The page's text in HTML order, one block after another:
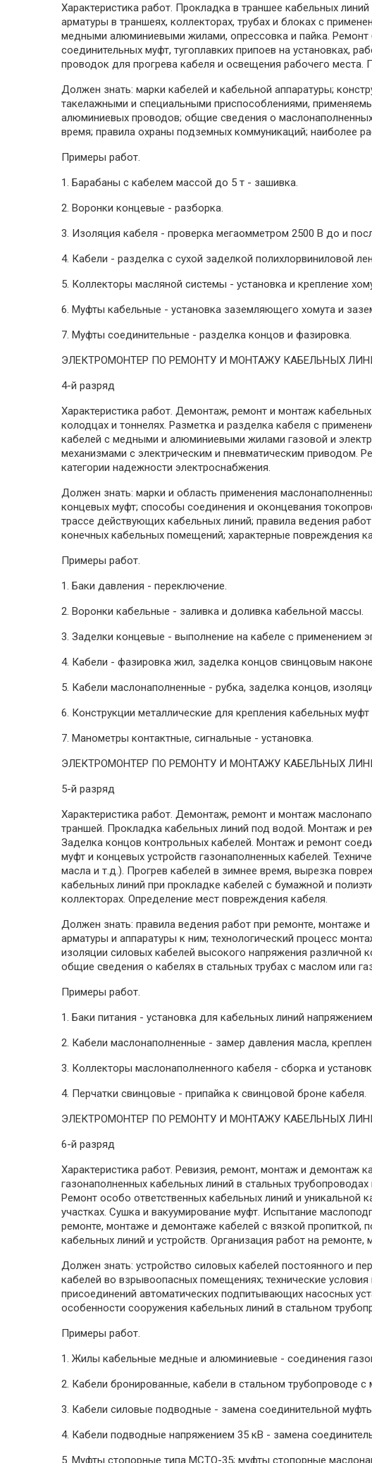
Характеристика работ. Прокладка в траншее кабельных
арматуры в траншеях, коллекторах, трубах и блоках с
медными алюминиевыми жилами, опрессовка и пайка.
соединительных муфт, тугоплавких припоев на установках,
проводок для прогрева кабеля и освещения рабочего места.
Должен знать: марки кабелей и кабельной аппаратуры;
такелажными и специальными приспособлениями,
алюминиевых проводов; общие сведения о маслонаполненных
время; правила охраны подземных коммуникаций; наиболее
Примеры работ.
1. Барабаны с кабелем массой до 5 т - зашивка.
2. Воронки концевые - разборка.
3. Изоляция кабеля - проверка мегаомметром 2500 В до и
4. Кабели - разделка с сухой заделкой полихлорвиниловой
5. Коллекторы масляной системы - установка и крепление
6. Муфты кабельные - установка заземляющего хомута и
7. Муфты соединительные - разделка концов и фазировка.
ЭЛЕКТРОМОНТЕР ПО РЕМОНТУ И МОНТАЖУ КАБЕЛЬНЫХ
4-й разряд
Характеристика работ. Демонтаж, ремонт и монтаж
колодцах и тоннелях. Разметка и разделка кабеля с
кабелей с медными и алюминиевыми жилами газовой и
механизмами с электрическим и пневматическим приводом.
категории надежности электроснабжения.
Должен знать: марки и область применения
концевых муфт; способы соединения и оконцевания
трассе действующих кабельных линий; правила ведения
конечных кабельных помещений; характерные повреждения
Примеры работ.
1. Баки давления - переключение.
2. Воронки кабельные - заливка и доливка кабельной массы.
3. Заделки концевые - выполнение на кабеле с применением
4. Кабели - фазировка жил, заделка концов свинцовым
5. Кабели маслонаполненные - рубка, заделка концов,
6. Конструкции металлические для крепления кабельных
7. Манометры контактные, сигнальные - установка.
ЭЛЕКТРОМОНТЕР ПО РЕМОНТУ И МОНТАЖУ КАБЕЛЬНЫХ
5-й разряд
Характеристика работ. Демонтаж, ремонт и монтаж
траншей. Прокладка кабельных линий под водой. Монтаж и
Заделка концов контрольных кабелей. Монтаж и ремонт
муфт и концевых устройств газонаполненных кабелей.
масла и т.д.). Прогрев кабелей в зимнее время, вырезка
кабельных линий при прокладке кабелей с бумажной и
коллекторах. Определение мест повреждения кабеля.
Должен знать: правила ведения работ при ремонте, монтаже
арматуры и аппаратуры к ним; технологический процесс
изоляции силовых кабелей высокого напряжения различной
общие сведения о кабелях в стальных трубах с маслом или
Примеры работ.
1. Баки питания - установка для кабельных линий
2. Кабели маслонаполненные - замер давления масла,
3. Коллекторы маслонаполненного кабеля - сборка и
4. Перчатки свинцовые - припайка к свинцовой броне кабеля.
ЭЛЕКТРОМОНТЕР ПО РЕМОНТУ И МОНТАЖУ КАБЕЛЬНЫХ
6-й разряд
Характеристика работ. Ревизия, ремонт, монтаж и
газонаполненных кабельных линий в стальных
Ремонт особо ответственных кабельных линий и уникальной
участках. Сушка и вакуумирование муфт. Испытание
ремонте, монтаже и демонтаже кабелей с вязкой пропиткой,
кабельных линий и устройств. Организация работ на
Должен знать: устройство силовых кабелей постоянного и
кабелей во взрывоопасных помещениях; технические
присоединений автоматических подпитывающих насосных
особенности сооружения кабельных линий в стальном
Примеры работ.
1. Жилы кабельные медные и алюминиевые - соединения
2. Кабели бронированные, кабели в стальном трубопроводе
3. Кабели силовые подводные - замена соединительной
4. Кабели подводные напряжением 35 кВ - замена
5. Муфты стопорные типа МСТО-35; муфты стопорные